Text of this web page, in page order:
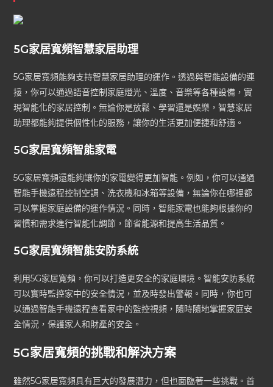
5G家居寬頻智慧家居助理
5G家居寬頻能夠支持智慧家居助理的運作。透過與智能設備的連
接，你可以通過語音控制家庭燈光、溫度、音樂等各種設備，實
現智能化的家居控制。無論你是放鬆、學習還是娛樂，智慧家居
助理都能夠提供個性化的服務，讓你的生活更加便捷和舒適。
5G家居寬頻智能家電
5G家居寬頻還能夠讓你的家電變得更加智能。例如，你可以通過
智能手機遠程控制空調、洗衣機和冰箱等設備，無論你在哪裡都
可以掌握家庭設備的運作情況。同時，智能家電也能夠根據你的
習慣和需求進行智能化調節，節省能源和提高生活品質。
5G家居寬頻智能安防系統
利用5G家居寬頻，你可以打造更安全的家庭環境。智能安防系統
可以實時監控家中的安全情況，並及時發出警報。同時，你也可
以通過智能手機遠程查看家中的監控視頻，隨時隨地掌握家庭安
全情況，保護家人和財產的安全。
5G家居寬頻的挑戰和解決方案
雖然5G家居寬頻具有巨大的發展潛力，但也面臨著一些挑戰。首